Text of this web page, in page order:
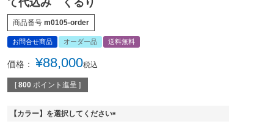
て代込み くるり
商品番号 m0105-order
お問合せ商品 オーダー品 送料無料
価格： ¥88,000税込
[ 800 ポイント進呈 ]
【カラー】を選択してください